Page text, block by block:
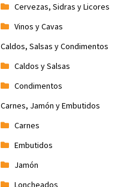
Cervezas, Sidras y Licores
Vinos y Cavas
Caldos, Salsas y Condimentos
Caldos y Salsas
Condimentos
Carnes, Jamón y Embutidos
Carnes
Embutidos
Jamón
Loncheados